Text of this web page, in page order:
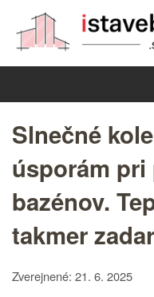
Slnečné
úsporám pri
bazénov.
takmer
Zverejnené: 21. 6. 2025